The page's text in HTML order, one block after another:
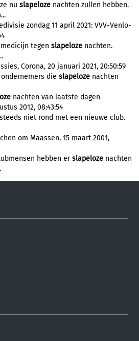
nu slapeloze nachten zullen hebben.
zondag 11 april 2021: VVV-Venlo-
tegen slapeloze nachten.
Corona, 20 januari 2021, 20:50:59
die slapeloze nachten
nachten van laatste dagen
2012, 08:43:54
niet rond met een nieuwe club.
om Maassen, 15 maart 2001,
hebben erslapeloze nachten